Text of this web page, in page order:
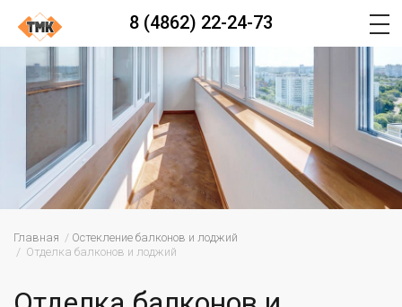
8 (4862) 22-24-73
Главная
Остекление балконов и лоджий
Отделка балконов и лоджий